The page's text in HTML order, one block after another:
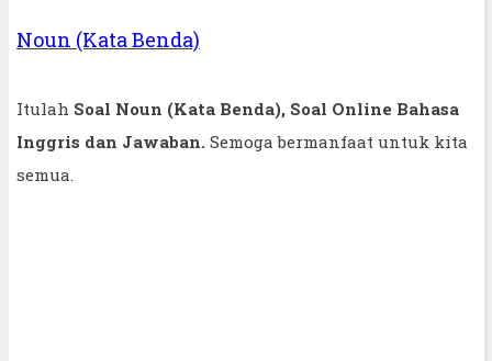
Noun (Kata Benda)
Itulah Soal Noun (Kata Benda), Soal Online Bahasa
Inggris dan Jawaban. Semoga bermanfaat untuk kita
semua.